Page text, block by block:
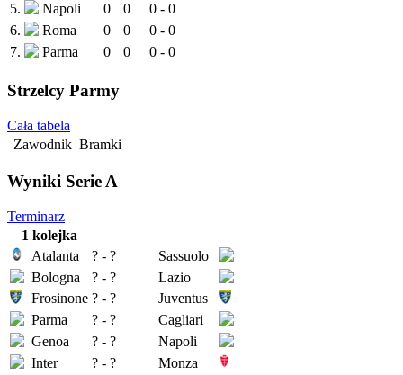
5.
Napoli 0 0
0 - 0
6.
Roma 0 0
0 - 0
7.
Parma 0 0 0 - 0
Strzelcy Parmy
Cała tabela
Zawodnik Bramki
Wyniki Serie A
Terminarz
1 kolejka
Atalanta
? - ?
Sassuolo
Bologna
? - ?
Lazio
Frosinone ? - ?
Juventus
Parma
? - ?
Cagliari
Genoa
? - ?
Napoli
Inter
? - ?
Monza